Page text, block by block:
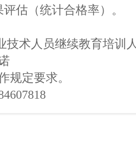
估（统计合格率）。
技术人员继续教育培训
规定要求。